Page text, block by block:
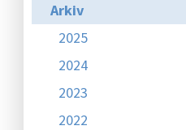
Arkiv
2025
2024
2023
2022